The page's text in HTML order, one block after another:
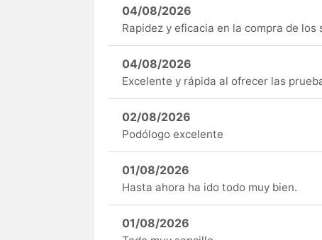
04/08/2026
Rapidez y eficacia en la compra de
04/08/2026
Excelente y rápida al ofrecer las
02/08/2026
Podólogo excelente
01/08/2026
Hasta ahora ha ido todo muy bien.
01/08/2026